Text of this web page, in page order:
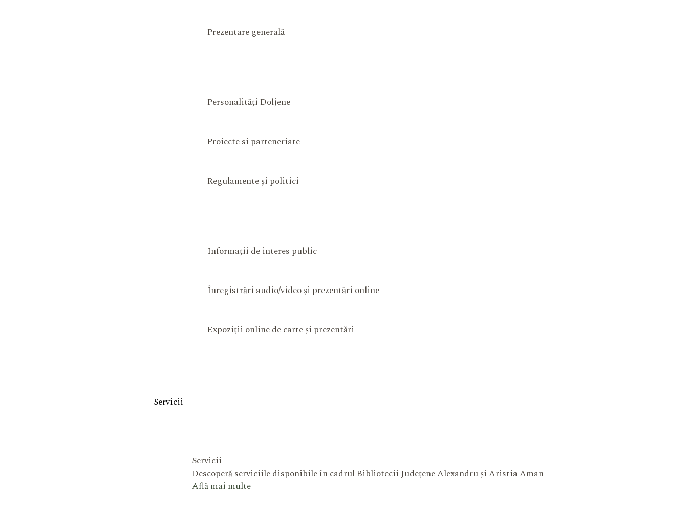
Prezentare generală
Personalități Doljene
Proiecte si parteneriate
Regulamente și politici
Informații de interes public
Înregistrări audio/video și prezentări online
Expoziții online de carte și prezentări
Servicii
Servicii
Descoperă serviciile disponibile în cadrul Bibliotecii Județene Alexandru și Aristia Aman
Află mai multe